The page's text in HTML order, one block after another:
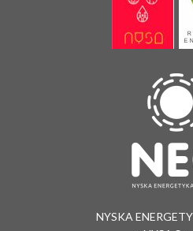
NYSKA